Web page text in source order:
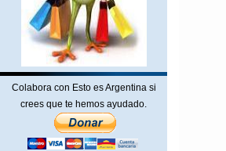
Colabora con Esto es Argentina si
crees que te hemos ayudado.